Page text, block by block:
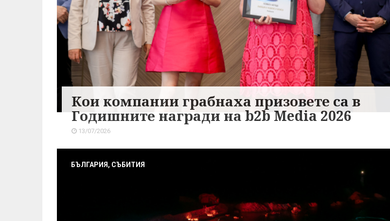
Кои компании грабнаха призовете са в
Годишните награди на b2b Media 2026
13/07/2026
БЪЛГАРИЯ, СЪБИТИЯ